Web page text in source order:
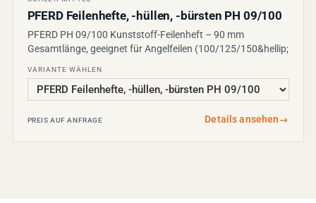
PFERD Feilenhefte, -hüllen, -bürsten PH 09/100
PFERD PH 09/100 Kunststoff-Feilenheft – 90 mm
Gesamtlänge, geeignet für Angelfeilen (100/125/150&hellip;
VARIANTE WÄHLEN
PREIS AUF ANFRAGE Details ansehen→